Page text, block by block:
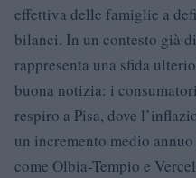
effettiva delle famiglie a
bilanci. In un contesto già
rappresenta una sfida
buona notizia: i
respiro a Pisa, dove
un incremento medio
come Olbia-Tempio e